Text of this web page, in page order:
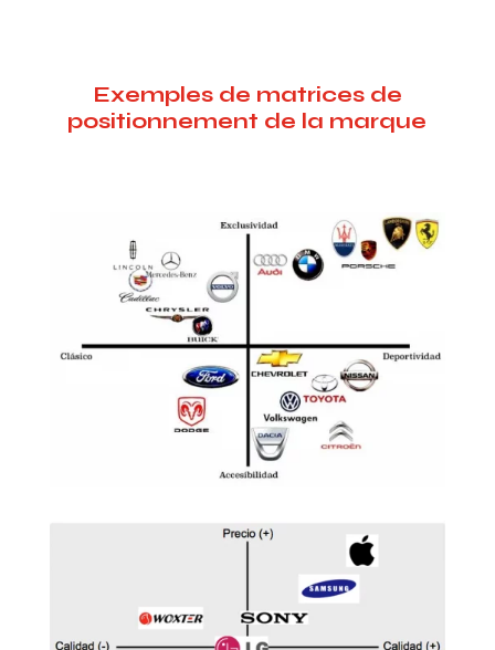
Exemples de matrices de
positionnement de la marque